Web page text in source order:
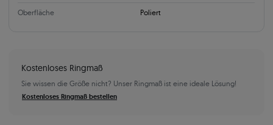
Oberfläche Poliert
Kostenloses Ringmaß
Sie wissen die Größe nicht? Unser Ringmaß ist eine ideale Lösung!
Kostenloses Ringmaß bestellen